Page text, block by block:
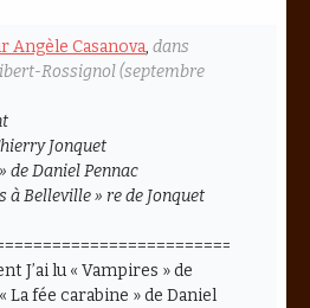
Angèle Casanova, dans
Rossignol (septembre
Jonquet
de Daniel Pennac
à Belleville » re de Jonquet
J’ai lu « Vampires » de
La fée carabine » de Daniel